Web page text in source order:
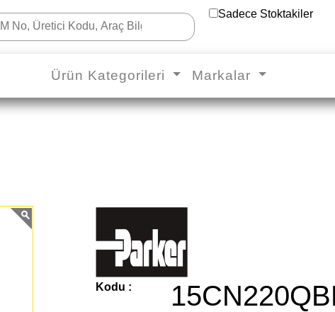
Sadece Stoktakiler
Ürün Kategorileri Markalar
Kodu :